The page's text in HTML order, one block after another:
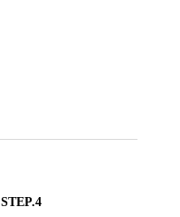
STEP.4